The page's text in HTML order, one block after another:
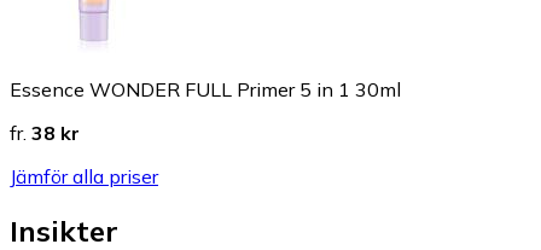
Essence WONDER FULL Primer 5 in 1 30ml
fr. 38 kr
Jämför alla priser
Insikter